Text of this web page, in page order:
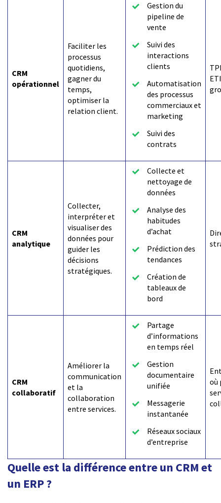
CRM
opérationnel
Faciliter les
processus
quotidiens,
gagner du
temps,
optimiser la
relation client.
Gestion du
pipeline de
vente
Suivi des
interactions
clients
Automatisation
des processus
commerciaux et
marketing
Suivi des
contrats
CRM
analytique
Collecter,
interpréter et
visualiser des
données pour
guider les
décisions
stratégiques.
Collecte et
nettoyage de
données
Analyse des
habitudes
d’achat
Prédiction des
tendances
Création de
tableaux de
bord
CRM
collaboratif
Améliorer la
communication
et la
collaboration
entre services.
Partage
d’informations
en temps réel
Gestion
documentaire
unifiée
Messagerie
instantanée
Réseaux sociaux
d’entreprise
où
Quelle est la différence entre un CRM et
un ERP ?